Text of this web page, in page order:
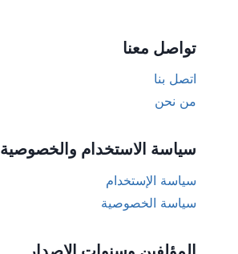
تواصل معنا
اتصل بنا
من نحن
سياسة الاستخدام والخصوصية
سياسة الإستخدام
سياسة الخصوصية